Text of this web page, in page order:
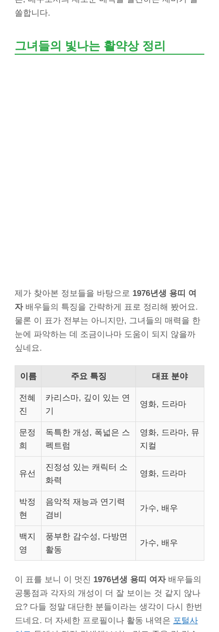
쏠합니다.
그녀들의 빛나는 활약상 정리
제가 찾아본 정보들을 바탕으로 1976년생 용띠 여
자배우들의 특징을 간략하게 표로 정리해 봤어요.
물론 이 표가 전부는 아니지만, 그녀들의 매력을 한
눈에 파악하는 데 조금이나마 도움이 되지 않을까
싶네요.
이름 주요 특징 대표 분야
전혜
진
카리스마, 깊이 있는 연
기
영화, 드라마
문정
희
독특한 개성, 폭넓은 스
펙트럼
영화, 드라마, 뮤
지컬
유선
진정성 있는 캐릭터 소
화력
영화, 드라마
박정
현
음악적 재능과 연기력
겸비
가수, 배우
백지
영
풍부한 감수성, 다방면
활동
가수, 배우
이 표를 보니 이 멋진 1976년생 용띠 여자배우들의
공통점과 각자의 개성이 더 잘 보이는 것 같지 않나
요? 다들 정말 대단한 분들이라는 생각이 다시 한번
드네요. 더 자세한 프로필이나 활동 내역은 포털사